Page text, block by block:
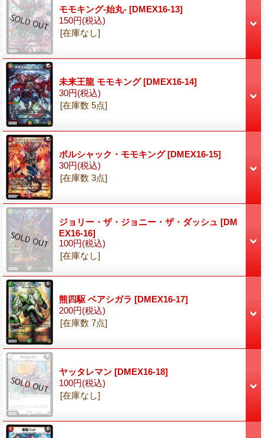
モモキング-始丸- [DMEX16-13]
150円(税込)
[在庫なし]
未来王龍 モモキング[DMEX16-14]
30円(税込)
[在庫数 5点]
ボルシャック・モモキング[DMEX16-15]
30円(税込)
[在庫数 3点]
ジョリー・ザ・ジョニー・ザ・ダッシュ [DM
EX16-16]
100円(税込)
[在庫なし]
熊四駆 ベアシガラ [DMEX16-17]
200円(税込)
[在庫数 7点]
ヤッタレマン [DMEX16-18]
100円(税込)
[在庫なし]